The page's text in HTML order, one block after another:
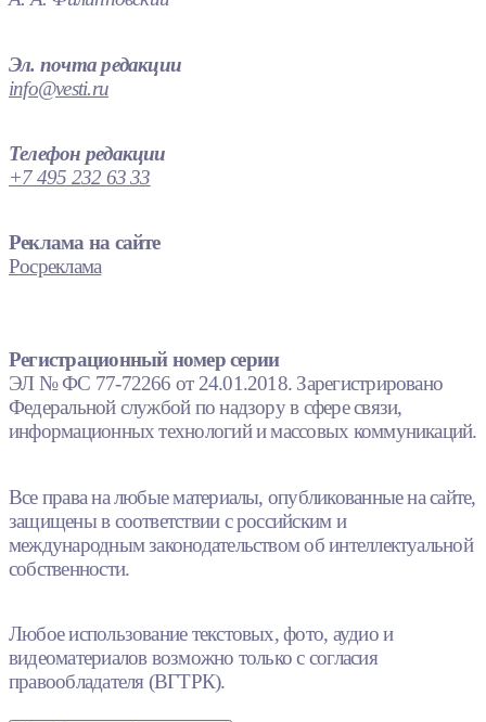
Эл. почта редакции
info@vesti.ru
Телефон редакции
+7 495 232 63 33
Реклама на сайте
Росреклама
Регистрационный номер серии
ЭЛ № ФС 77-72266 от 24.01.2018. Зарегистрировано
Федеральной службой по надзору в сфере связи,
информационных технологий и массовых коммуникаций.
Все права на любые материалы, опубликованные на сайте,
защищены в соответствии с российским и
международным законодательством об интеллектуальной
собственности.
Любое использование текстовых, фото, аудио и
видеоматериалов возможно только с согласия
правообладателя (ВГТРК).